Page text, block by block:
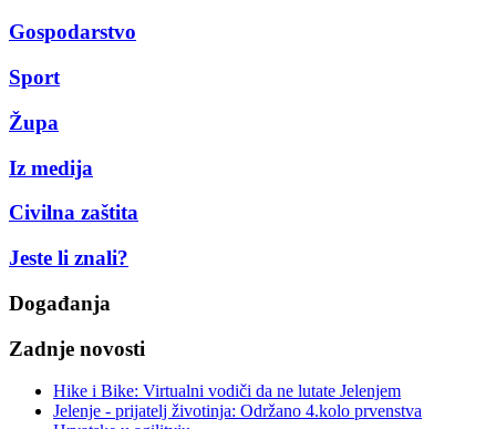
Gospodarstvo
Sport
Župa
Iz medija
Civilna zaštita
Jeste li znali?
Događanja
Zadnje novosti
Hike i Bike: Virtualni vodiči da ne lutate Jelenjem
Jelenje - prijatelj životinja: Održano 4.kolo prvenstva